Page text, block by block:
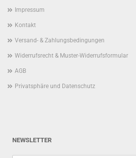
Impressum
Kontakt
Versand- & Zahlungsbedingungen
Widerrufsrecht & Muster-Widerrufsformular
AGB
Privatsphäre und Datenschutz
NEWSLETTER